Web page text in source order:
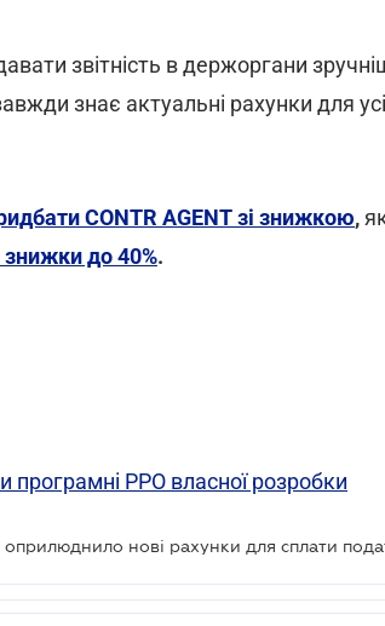
звітність в держоргани
знає актуальні рахунки для
CONTR AGENT зі знижкою,
знижки до 40%.
РРО власної розробки